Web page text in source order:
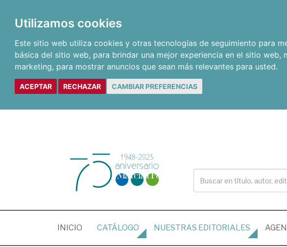
Utilizamos cookies
Este sitio web utiliza cookies y otras tecnologías de seguimiento para
básica del sitio web, para brindar una mejor experiencia en el sitio web,
marketing, para mostrar anuncios que sean más relevantes para usted.
ACEPTAR RECHAZAR CAMBIAR PREFERENCIAS
INICIO (CURRENT)
CATÁLOGO NUESTRAS EDITORIALES